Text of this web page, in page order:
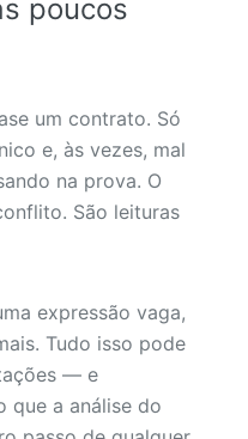
poucos
um contrato. Só
e, às vezes, mal
na prova. O
São leituras
expressão vaga,
Tudo isso pode
— e
que a análise do